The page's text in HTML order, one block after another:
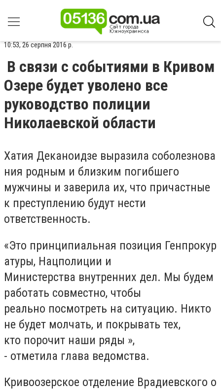
10:53, 26 серпня 2016 р.
В связи с событиями в Кривом
Озере будет уволено все
руководство полиции
Николаевской области
Хатия Деканоидзе выразила соболезнова
ния родным и близким погибшего
мужчины и заверила их, что причастные
к преступлению будут нести
ответственность.
«Это принципиальная позиция Генпрокур
атуры, Нацполиции и
Министерства внутренних дел. Мы будем
работать совместно, чтобы
реально посмотреть на ситуацию. Никто
не будет молчать, и покрывать тех,
кто порочит наши ряды »,
- отметила глава ведомства.
Кривоозерское отделение Врадиевского о